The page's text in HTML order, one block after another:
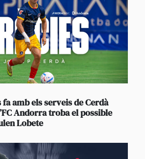
amb els serveis de Cerdà
Andorra troba el possible
Lobete